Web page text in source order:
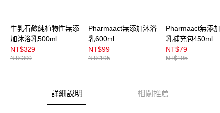
付款後門市自取
每筆NT$100，滿NT$399(含以上)免運費
牛乳石鹼純植物性無添
加沐浴乳500ml
NT$329
NT$390
Pharmaact無添加沐浴
乳600ml
NT$99
NT$195
Pharmaact無添
乳補充包450ml
NT$79
NT$105
詳細說明 相關推薦